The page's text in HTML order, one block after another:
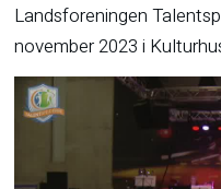
​Landsforeningen
november 2023 i